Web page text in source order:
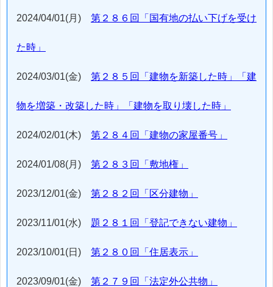
2024/04/01(月) 第２８６回「国有地の払い下げを受け
た時」
2024/03/01(金) 第２８５回「建物を新築した時」「建
物を増築・改築した時」「建物を取り壊した時」
2024/02/01(木) 第２８４回「建物の家屋番号」
2024/01/08(月) 第２８３回「敷地権」
2023/12/01(金) 第２８２回「区分建物」
2023/11/01(水) 題２８１回「登記できない建物」
2023/10/01(日) 第２８０回「住居表示」
2023/09/01(金) 第２７９回「法定外公共物」